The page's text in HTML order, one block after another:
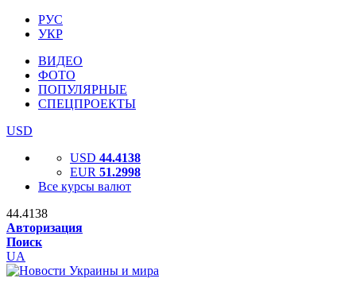
РУС
УКР
ВИДЕО
ФОТО
ПОПУЛЯРНЫЕ
СПЕЦПРОЕКТЫ
USD
USD 44.4138
EUR 51.2998
Все курсы валют
44.4138
Авторизация
Поиск
UA